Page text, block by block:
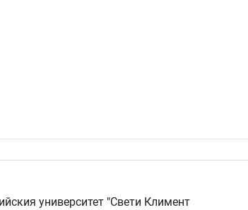
университет "Свети Климент